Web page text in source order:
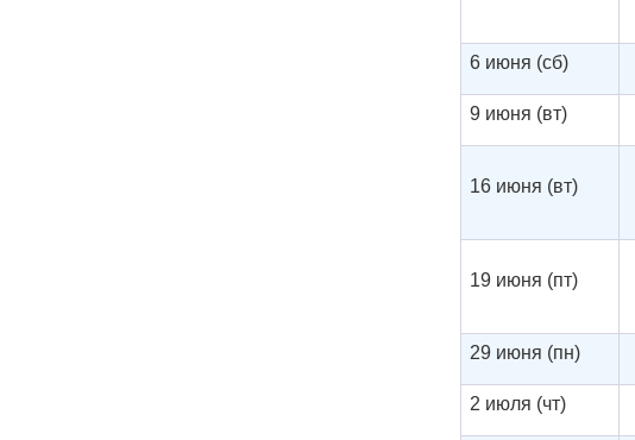
6 июня (сб)
9 июня (вт)
16 июня (вт)
19 июня (пт)
29 июня (пн)
2 июля (чт)